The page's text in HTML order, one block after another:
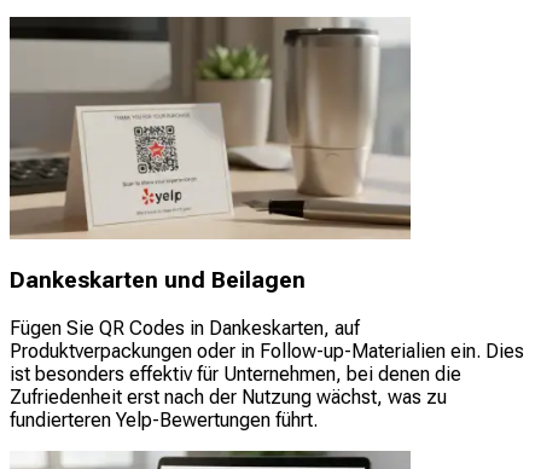
Dankeskarten und Beilagen
Fügen Sie QR Codes in Dankeskarten, auf
Produktverpackungen oder in Follow-up-Materialien ein. Dies
ist besonders effektiv für Unternehmen, bei denen die
Zufriedenheit erst nach der Nutzung wächst, was zu
fundierteren Yelp-Bewertungen führt.